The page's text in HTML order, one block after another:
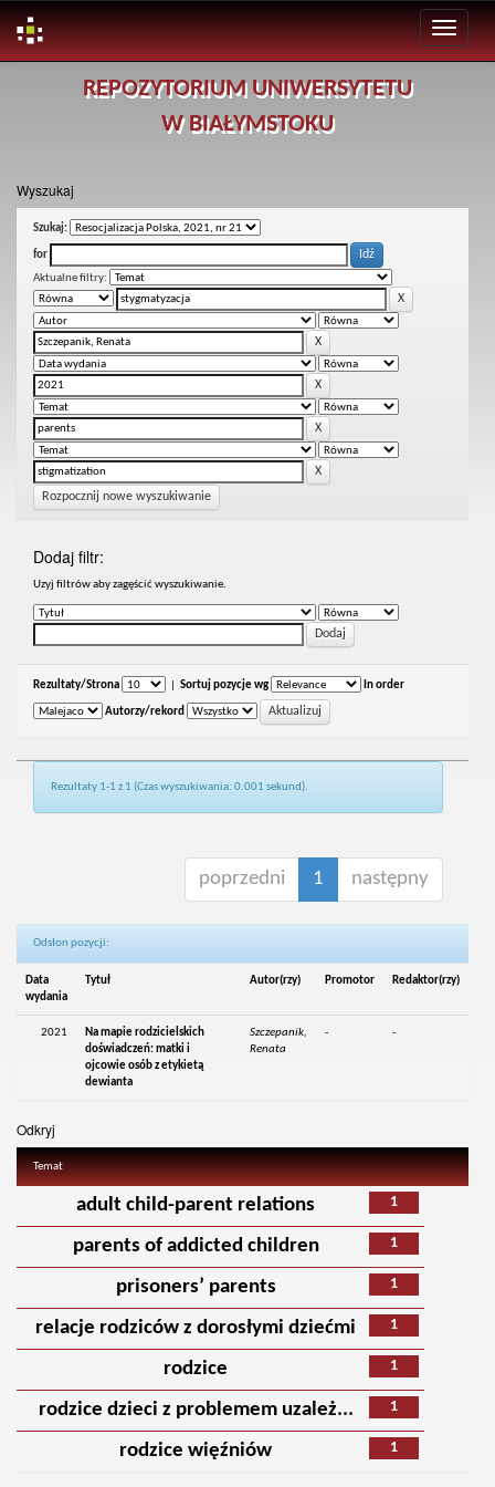
REPOZYTORIUM UNIWERSYTETU
W BIAŁYMSTOKU
Wyszukaj
Szukaj:
for
Aktualne filtry:
Rozpocznij nowe wyszukiwanie
Dodaj filtr:
Uzyj filtrów aby zagęścić wyszukiwanie.
Rezultaty/Strona Sortuj pozycje wg In order
Autorzy/rekord
Rezultaty 1-1 z 1 (Czas wyszukiwania: 0.001 sekund).
poprzedni 1 następny
Odsłon pozycji:
Data
wydania
Tytuł Autor(rzy) Promotor Redaktor(rzy)
2021
Na mapie rodzicielskich
doświadczeń: matki i
ojcowie osób z etykietą
dewianta
Szczepanik,
Renata
- -
Odkryj
Temat
1
adult child-parent relations
1
parents of addicted children
1
prisoners’ parents
1
relacje rodziców z dorosłymi dziećmi
1
rodzice
1
rodzice dzieci z problemem uzależ...
1
rodzice więźniów